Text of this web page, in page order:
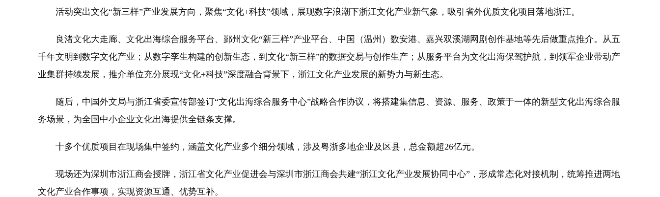
活动突出文化“新三样”产业发展方向，聚焦“文化+科技”领域，展现数字浪潮下浙江文化产业新气象，吸引省外优质文化项目落地浙江。
良渚文化大走廊、文化出海综合服务平台、鄞州文化“新三样”产业平台、中国（温州）数安港、嘉兴双溪湖网剧创作基地等先后做重点推介。从五
千年文明到数字文化产业；从数字孪生构建的创新生态，到文化“新三样”的数据交易与创作生产；从服务平台为文化出海保驾护航，到领军企业带动产
业集群持续发展，推介单位充分展现“文化+科技”深度融合背景下，浙江文化产业发展的新势力与新生态。
随后，中国外文局与浙江省委宣传部签订“文化出海综合服务中心”战略合作协议，将搭建集信息、资源、服务、政策于一体的新型文化出海综合服
务场景，为全国中小企业文化出海提供全链条支撑。
十多个优质项目在现场集中签约，涵盖文化产业多个细分领域，涉及粤浙多地企业及区县，总金额超26亿元。
现场还为深圳市浙江商会授牌，浙江省文化产业促进会与深圳市浙江商会共建“浙江文化产业发展协同中心”，形成常态化对接机制，统筹推进两地
文化产业合作事项，实现资源互通、优势互补。